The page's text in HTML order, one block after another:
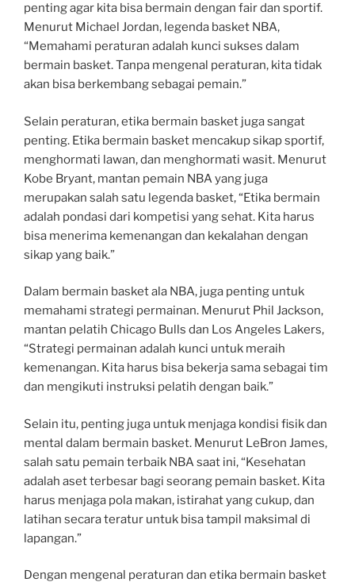
penting agar kita bisa bermain dengan fair dan sportif.
Menurut Michael Jordan, legenda basket NBA,
“Memahami peraturan adalah kunci sukses dalam
bermain basket. Tanpa mengenal peraturan, kita tidak
akan bisa berkembang sebagai pemain.”
Selain peraturan, etika bermain basket juga sangat
penting. Etika bermain basket mencakup sikap sportif,
menghormati lawan, dan menghormati wasit. Menurut
Kobe Bryant, mantan pemain NBA yang juga
merupakan salah satu legenda basket, “Etika bermain
adalah pondasi dari kompetisi yang sehat. Kita harus
bisa menerima kemenangan dan kekalahan dengan
sikap yang baik.”
Dalam bermain basket ala NBA, juga penting untuk
memahami strategi permainan. Menurut Phil Jackson,
mantan pelatih Chicago Bulls dan Los Angeles Lakers,
“Strategi permainan adalah kunci untuk meraih
kemenangan. Kita harus bisa bekerja sama sebagai tim
dan mengikuti instruksi pelatih dengan baik.”
Selain itu, penting juga untuk menjaga kondisi fisik dan
mental dalam bermain basket. Menurut LeBron James,
salah satu pemain terbaik NBA saat ini, “Kesehatan
adalah aset terbesar bagi seorang pemain basket. Kita
harus menjaga pola makan, istirahat yang cukup, dan
latihan secara teratur untuk bisa tampil maksimal di
lapangan.”
Dengan mengenal peraturan dan etika bermain basket